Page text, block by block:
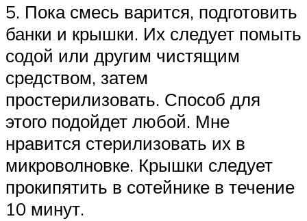
5. Пока смесь варится, подготовить
банки и крышки. Их следует помыть
содой или другим чистящим
средством, затем
простерилизовать. Способ для
этого подойдет любой. Мне
нравится стерилизовать их в
микроволновке. Крышки следует
прокипятить в сотейнике в течение
10 минут.